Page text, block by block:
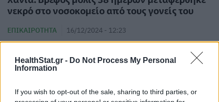
HealthStat.gr - Do Not Process My Personal
Information
If you wish to opt-out of the sale, sharing to third parties, or
νεκρό στο νοσοκομείο από τους γονείς του
ΕΠΙΚΑΙΡΌΤΗΤΑ 16/12/2024 - 12:23